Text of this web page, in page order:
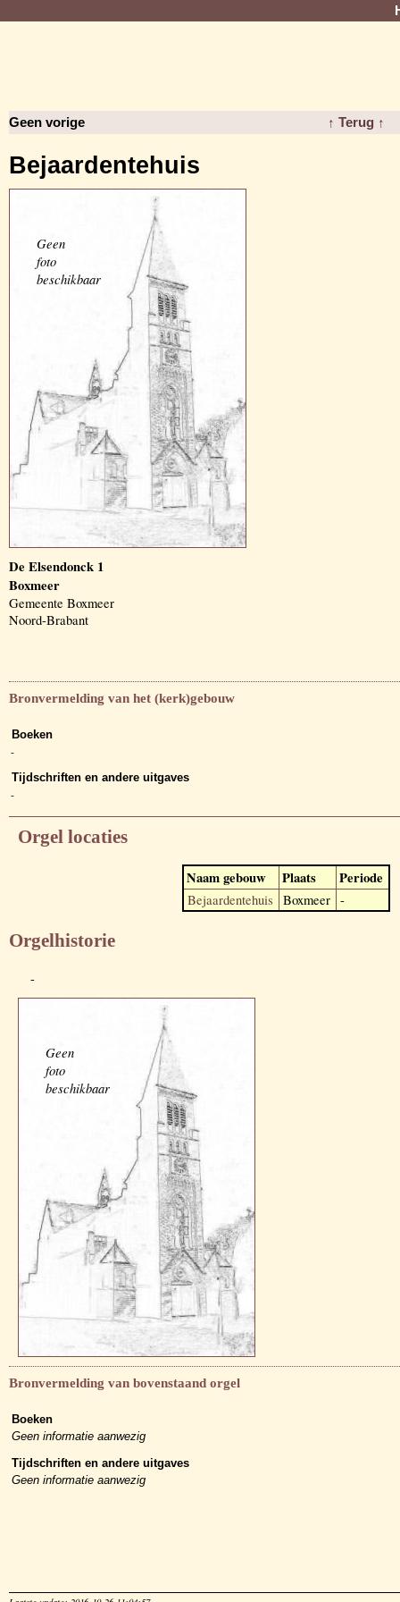
Geen vorige ↑ Terug ↑
Bejaardentehuis
Geen
foto
beschikbaar
De Elsendonck 1
Boxmeer
Gemeente Boxmeer
Noord-Brabant
Bronvermelding van het (kerk)gebouw
Boeken
-
Tijdschriften en andere uitgaves
-
Orgel locaties
Naam gebouw Plaats Periode
Bejaardentehuis Boxmeer -
Orgelhistorie
-
Geen
foto
beschikbaar
Bronvermelding van bovenstaand orgel
Boeken
Geen informatie aanwezig
Tijdschriften en andere uitgaves
Geen informatie aanwezig